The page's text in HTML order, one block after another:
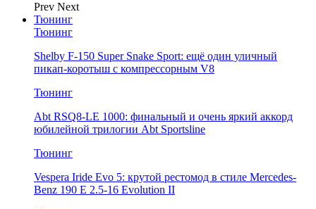
Prev Next
Тюнинг
Тюнинг
Shelby F-150 Super Snake Sport: ещё один уличный
пикап-коротыш с компрессорным V8
Тюнинг
Abt RSQ8-LE 1000: финальный и очень яркий аккорд
юбилейной трилогии Abt Sportsline
Тюнинг
Vespera Iride Evo 5: крутой рестомод в стиле Mercedes-
Benz 190 E 2.5-16 Evolution II